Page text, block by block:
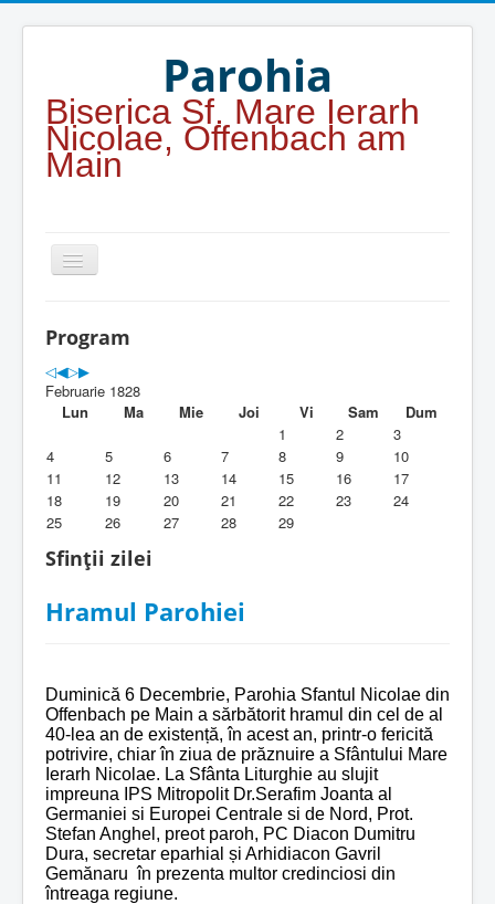
Parohia
Biserica Sf. Mare Ierarh
Nicolae, Offenbach am
Main
Duhovnicesti
Alte legaturi
Biblioteca Parohiei
Foaia Parohiei
Activitati copii si tineri
Program
Februarie 1828
Lun
Ma Mie Joi Vi Sam
Dum
1
2
3
4
5 6 7 8 9
10
11
12 13 14 15 16
17
18
19 20 21 22 23
24
25
26 27 28 29
Sfinții zilei
Hramul Parohiei
Duminică 6 Decembrie, Parohia Sfantul Nicolae din
Offenbach pe Main a sărbătorit hramul din cel de al
40-lea an de existență, în acest an, printr-o fericită
potrivire, chiar în ziua de prăznuire a Sfântului Mare
Ierarh Nicolae. La Sfânta Liturghie au slujit
impreuna IPS Mitropolit Dr.Serafim Joanta al
Germaniei si Europei Centrale si de Nord, Prot.
Stefan Anghel, preot paroh, PC Diacon Dumitru
Dura, secretar eparhial și Arhidiacon Gavril
Gemănaru în prezenta multor credinciosi din
întreaga regiune.